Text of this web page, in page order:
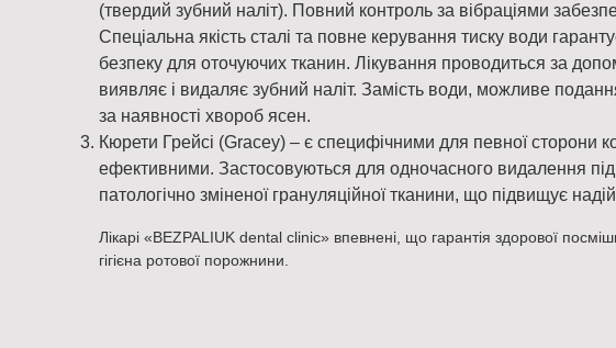
(твердий зубний наліт). Повний контроль за вібраціями
Спеціальна якість сталі та повне керування тиску води
безпеку для оточуючих тканин. Лікування проводиться за
виявляє і видаляє зубний наліт. Замість води, можливе
за наявності хвороб ясен.
Кюрети Грейсі (Gracey) – є специфічними для певної сторони
ефективними. Застосовуються для одночасного видалення
патологічно зміненої грануляційної тканини, що підвищує
Лікарі «BEZPALIUK dental clinic» впевнені, що гарантія здорової
гігієна ротової порожнини.